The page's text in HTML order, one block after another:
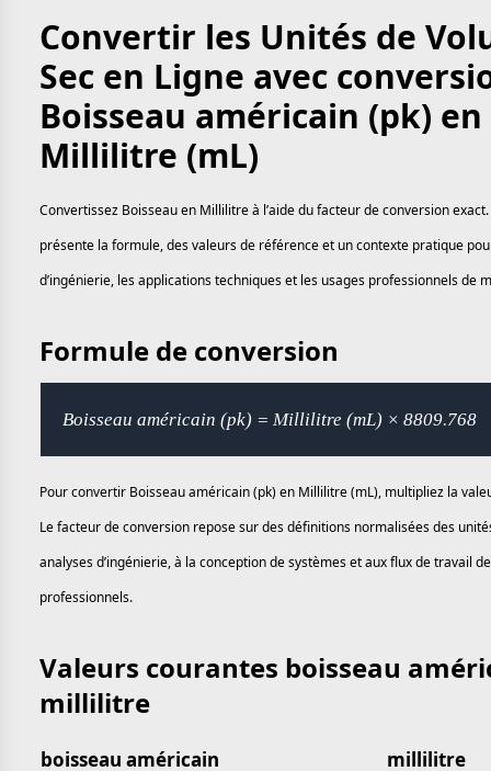
Convertir les Unités de
Sec en Ligne avec
Boisseau américain (pk) en
Millilitre (mL)
Convertissez Boisseau en Millilitre à l’aide du facteur de conversion
présente la formule, des valeurs de référence et un contexte pratique
d’ingénierie, les applications techniques et les usages professionnels de
Formule de conversion
Boisseau américain (pk) = Millilitre (mL) × 8809.768
Pour convertir Boisseau américain (pk) en Millilitre (mL), multipliez la
Le facteur de conversion repose sur des définitions normalisées des
analyses d’ingénierie, à la conception de systèmes et aux flux de travail
professionnels.
Valeurs courantes boisseau
millilitre
boisseau américain millilitre